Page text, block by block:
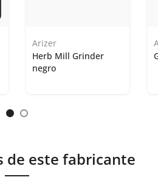
Arizer
Herb Mill Grinder
negro
de este fabricante